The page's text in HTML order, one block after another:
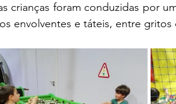
crianças foram conduzidas por
envolventes e táteis, entre gritos